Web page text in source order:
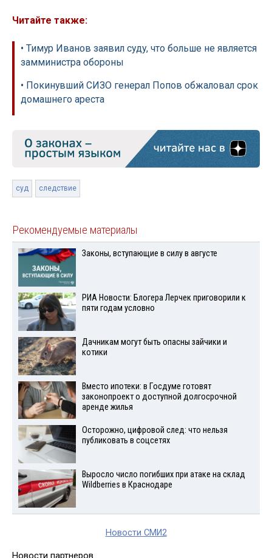
Читайте также:
• Тимур Иванов заявил суду, что больше не является
замминистра обороны
• Покинувший СИЗО генерал Попов обжаловал срок
домашнего ареста
суд следствие
Рекомендуемые материалы
Законы, вступающие в силу в августе
РИА Новости: Блогера Лерчек приговорили к
пяти годам условно
Дачникам могут быть опасны зайчики и
котики
Вместо ипотеки: в Госдуме готовят
законопроект о доступной долгосрочной
аренде жилья
Осторожно, цифровой след: что нельзя
публиковать в соцсетях
Выросло число погибших при атаке на склад
Wildberries в Краснодаре
Новости СМИ2
Новости партнеров